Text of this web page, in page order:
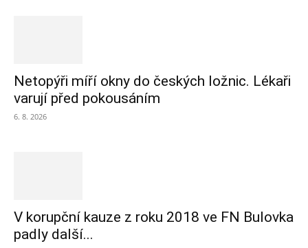
Netopýři míří okny do českých ložnic. Lékaři
varují před pokousáním
6. 8. 2026
V korupční kauze z roku 2018 ve FN Bulovka
padly další...